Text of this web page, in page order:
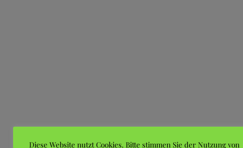
Diese Website nutzt Cookies. Bitte stimmen Sie der Nutzung von